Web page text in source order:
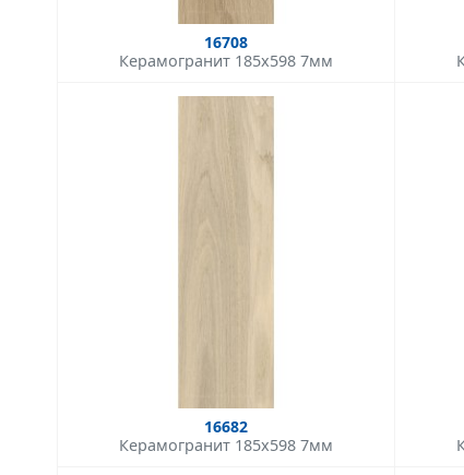
16708
Керамогранит 185x598 7мм
16682
Керамогранит 185x598 7мм